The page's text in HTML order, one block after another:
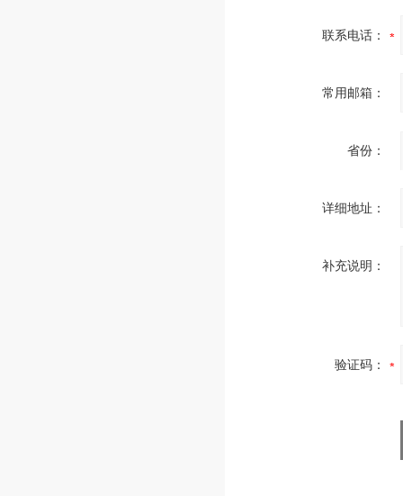
联系电话：
常用邮箱：
省份：
详细地址：
补充说明：
验证码：